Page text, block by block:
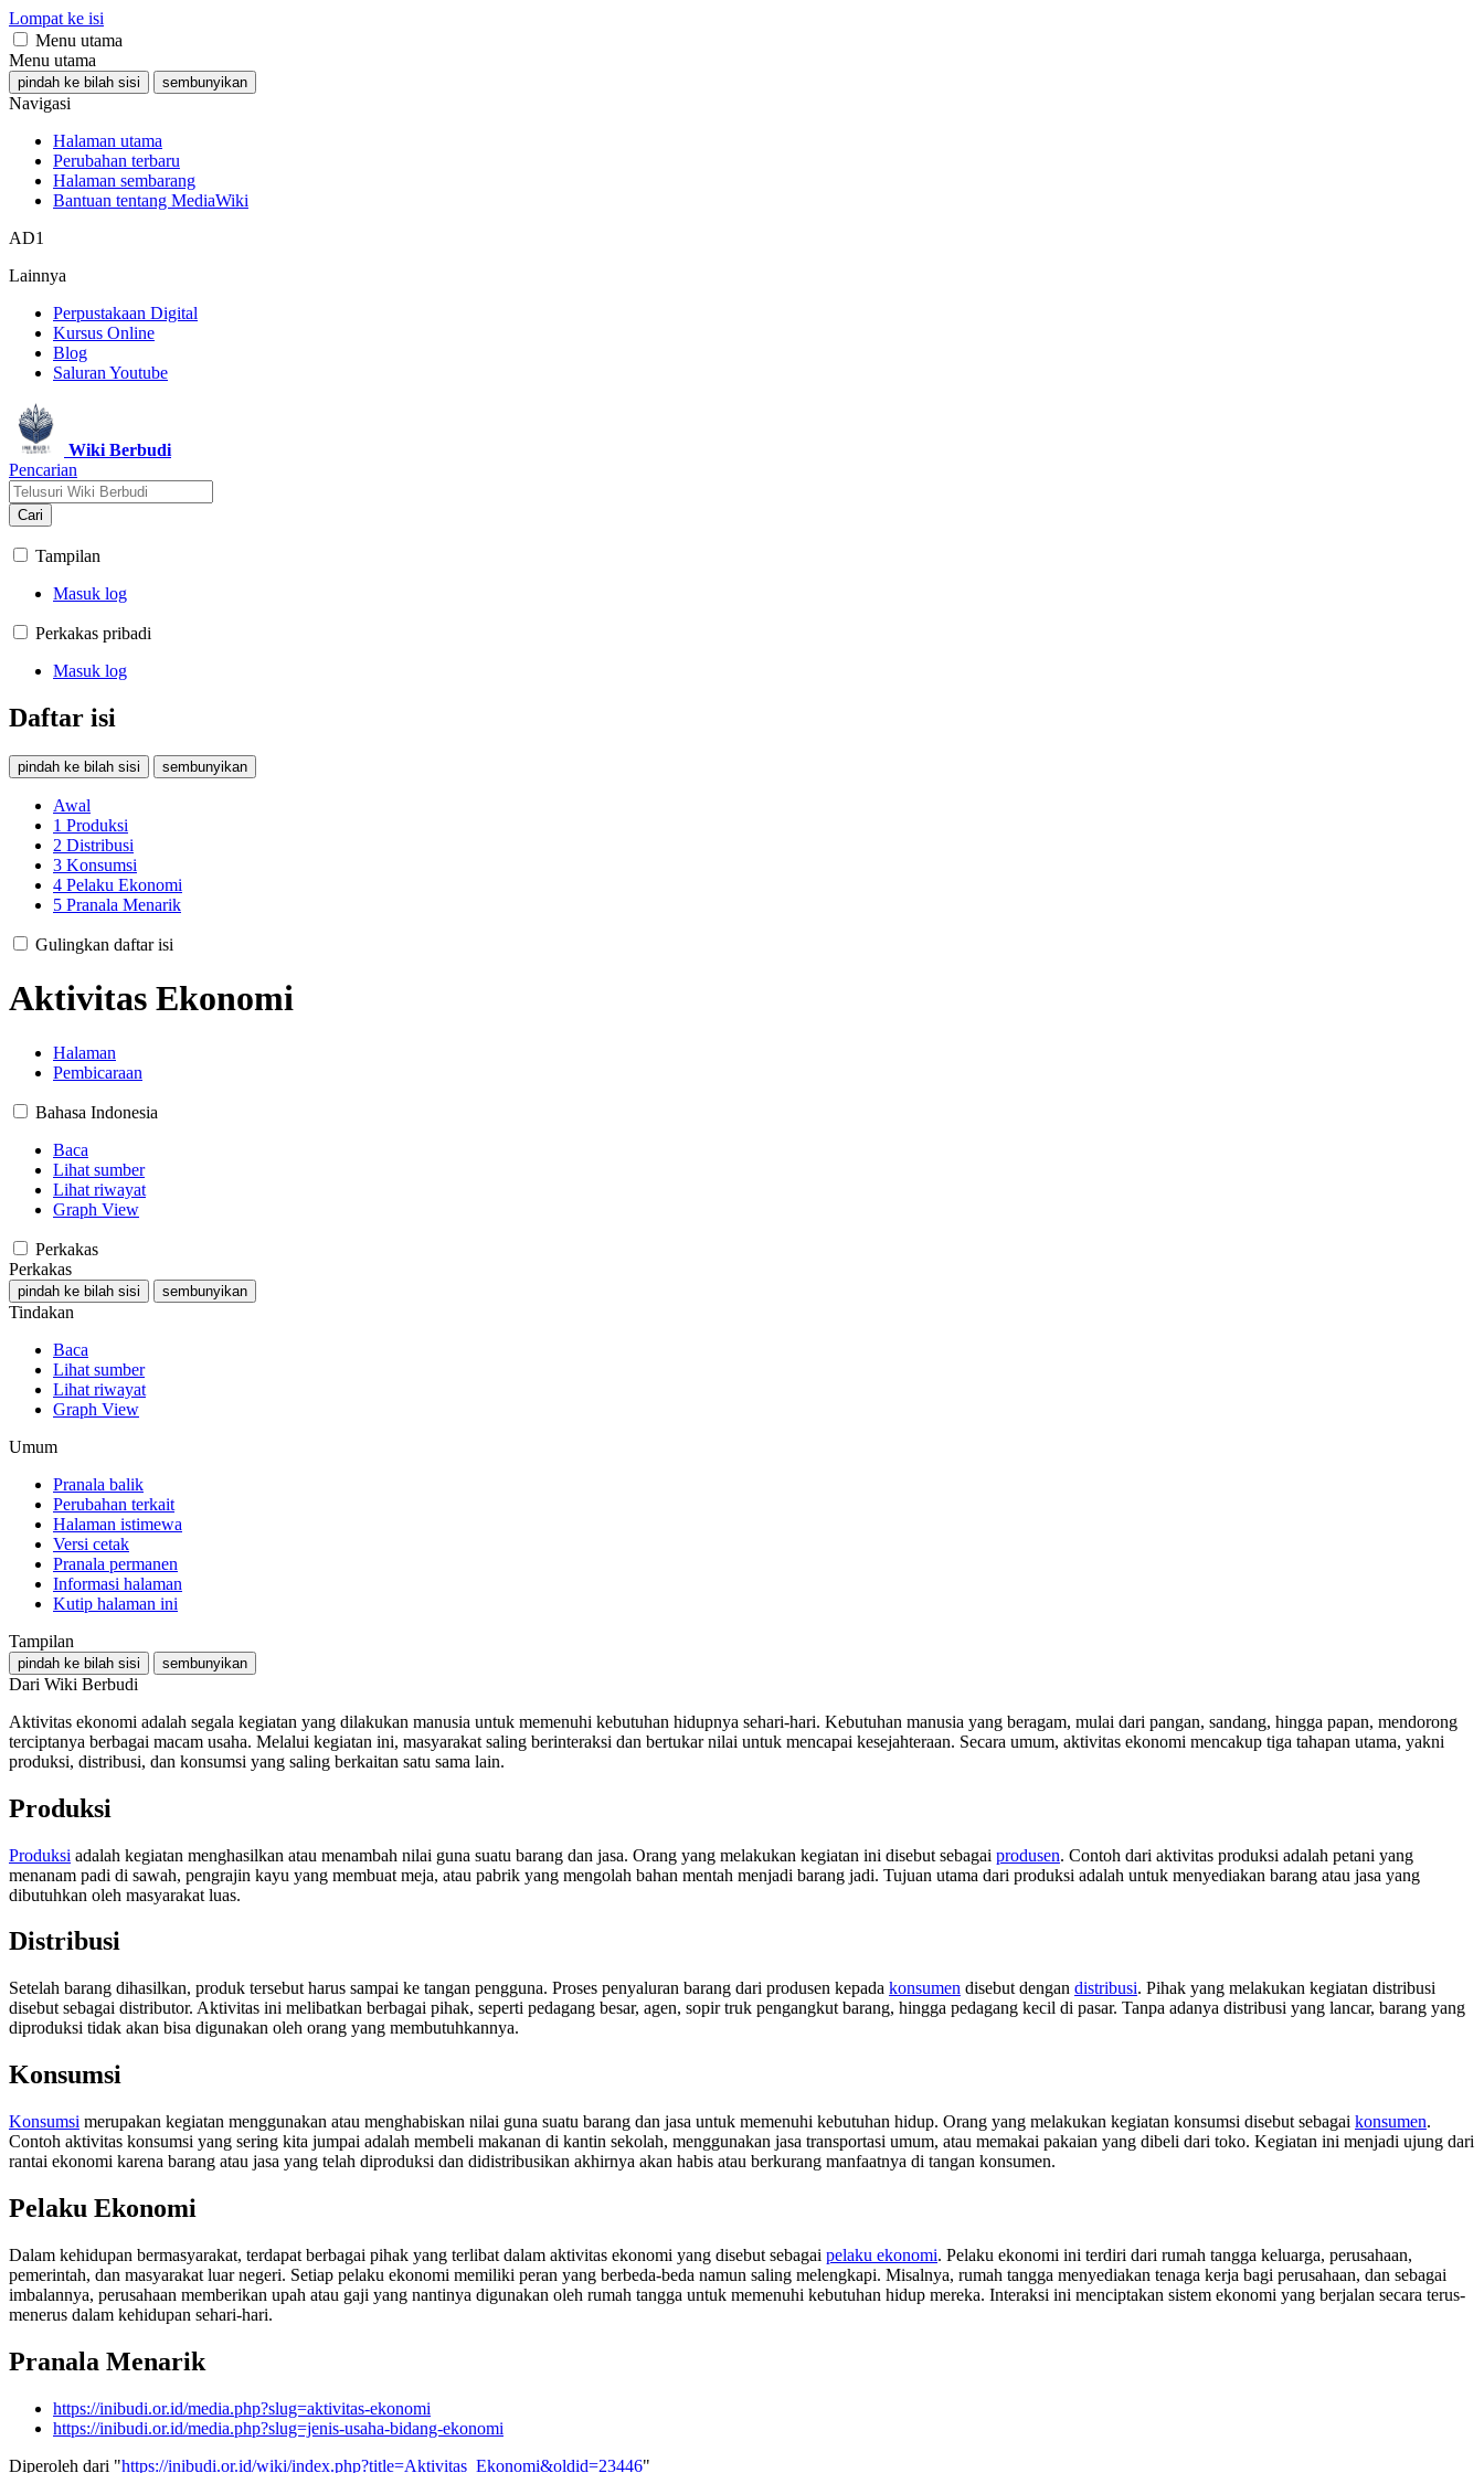
Lompat ke isi
Menu utama
Menu utama
pindah ke bilah sisi sembunyikan
Navigasi
Halaman utama
Perubahan terbaru
Halaman sembarang
Bantuan tentang MediaWiki
AD1
Lainnya
Perpustakaan Digital
Kursus Online
Blog
Saluran Youtube
Wiki Berbudi
Pencarian
Cari
Tampilan
Masuk log
Perkakas pribadi
Masuk log
Daftar isi
pindah ke bilah sisi sembunyikan
Awal
1 Produksi
2 Distribusi
3 Konsumsi
4 Pelaku Ekonomi
5 Pranala Menarik
Gulingkan daftar isi
Aktivitas Ekonomi
Halaman
Pembicaraan
Bahasa Indonesia
Baca
Lihat sumber
Lihat riwayat
Graph View
Perkakas
Perkakas
pindah ke bilah sisi sembunyikan
Tindakan
Baca
Lihat sumber
Lihat riwayat
Graph View
Umum
Pranala balik
Perubahan terkait
Halaman istimewa
Versi cetak
Pranala permanen
Informasi halaman
Kutip halaman ini
Tampilan
pindah ke bilah sisi sembunyikan
Dari Wiki Berbudi
Aktivitas ekonomi adalah segala kegiatan yang dilakukan manusia untuk memenuhi kebutuhan hidupnya sehari-hari. Kebutuhan manusia yang beragam, mulai dari pangan, sandang, hingga papan, mendorong
terciptanya berbagai macam usaha. Melalui kegiatan ini, masyarakat saling berinteraksi dan bertukar nilai untuk mencapai kesejahteraan. Secara umum, aktivitas ekonomi mencakup tiga tahapan utama, yakni
produksi, distribusi, dan konsumsi yang saling berkaitan satu sama lain.
Produksi
Produksi adalah kegiatan menghasilkan atau menambah nilai guna suatu barang dan jasa. Orang yang melakukan kegiatan ini disebut sebagai produsen. Contoh dari aktivitas produksi adalah petani yang
menanam padi di sawah, pengrajin kayu yang membuat meja, atau pabrik yang mengolah bahan mentah menjadi barang jadi. Tujuan utama dari produksi adalah untuk menyediakan barang atau jasa yang
dibutuhkan oleh masyarakat luas.
Distribusi
Setelah barang dihasilkan, produk tersebut harus sampai ke tangan pengguna. Proses penyaluran barang dari produsen kepada konsumen disebut dengan distribusi. Pihak yang melakukan kegiatan distribusi
disebut sebagai distributor. Aktivitas ini melibatkan berbagai pihak, seperti pedagang besar, agen, sopir truk pengangkut barang, hingga pedagang kecil di pasar. Tanpa adanya distribusi yang lancar, barang yang
diproduksi tidak akan bisa digunakan oleh orang yang membutuhkannya.
Konsumsi
Konsumsi merupakan kegiatan menggunakan atau menghabiskan nilai guna suatu barang dan jasa untuk memenuhi kebutuhan hidup. Orang yang melakukan kegiatan konsumsi disebut sebagai konsumen.
Contoh aktivitas konsumsi yang sering kita jumpai adalah membeli makanan di kantin sekolah, menggunakan jasa transportasi umum, atau memakai pakaian yang dibeli dari toko. Kegiatan ini menjadi ujung dari
rantai ekonomi karena barang atau jasa yang telah diproduksi dan didistribusikan akhirnya akan habis atau berkurang manfaatnya di tangan konsumen.
Pelaku Ekonomi
Dalam kehidupan bermasyarakat, terdapat berbagai pihak yang terlibat dalam aktivitas ekonomi yang disebut sebagai pelaku ekonomi. Pelaku ekonomi ini terdiri dari rumah tangga keluarga, perusahaan,
pemerintah, dan masyarakat luar negeri. Setiap pelaku ekonomi memiliki peran yang berbeda-beda namun saling melengkapi. Misalnya, rumah tangga menyediakan tenaga kerja bagi perusahaan, dan sebagai
imbalannya, perusahaan memberikan upah atau gaji yang nantinya digunakan oleh rumah tangga untuk memenuhi kebutuhan hidup mereka. Interaksi ini menciptakan sistem ekonomi yang berjalan secara terus-
menerus dalam kehidupan sehari-hari.
Pranala Menarik
https://inibudi.or.id/media.php?slug=aktivitas-ekonomi
https://inibudi.or.id/media.php?slug=jenis-usaha-bidang-ekonomi
Diperoleh dari "https://inibudi.or.id/wiki/index.php?title=Aktivitas_Ekonomi&oldid=23446"